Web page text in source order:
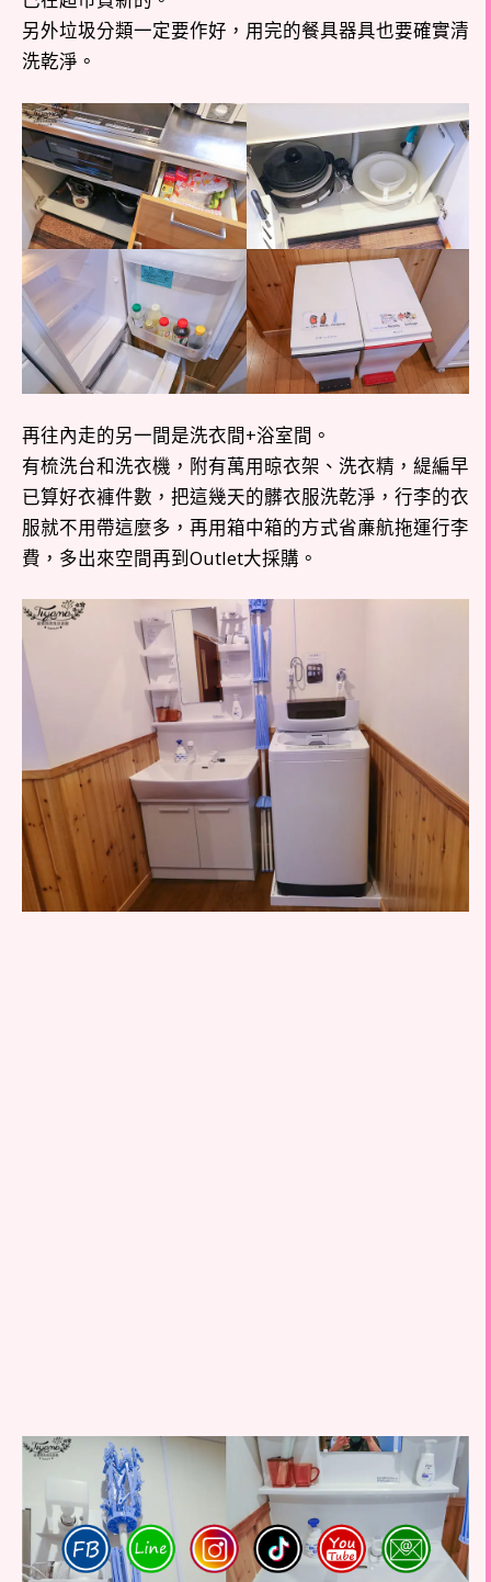
另外垃圾分類一定要作好，用完的餐具器具也要確實清
洗乾淨。
再往內走的另一間是洗衣間+浴室間。
有梳洗台和洗衣機，附有萬用晾衣架、洗衣精，緹編早
已算好衣褲件數，把這幾天的髒衣服洗乾淨，行李的衣
服就不用帶這麼多，再用箱中箱的方式省亷航拖運行李
費，多出來空間再到Outlet大採購。